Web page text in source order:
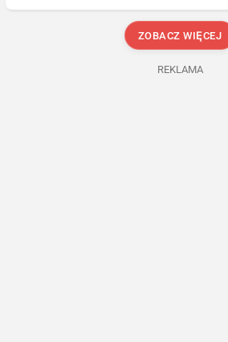
ZOBACZ WIĘCEJ
REKLAMA